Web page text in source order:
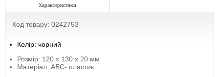
Характеристики
Код товару: 0242753
Колір: чорний
Розмір: 120 х 130 х 20 мм
Матеріал: АБС- пластик